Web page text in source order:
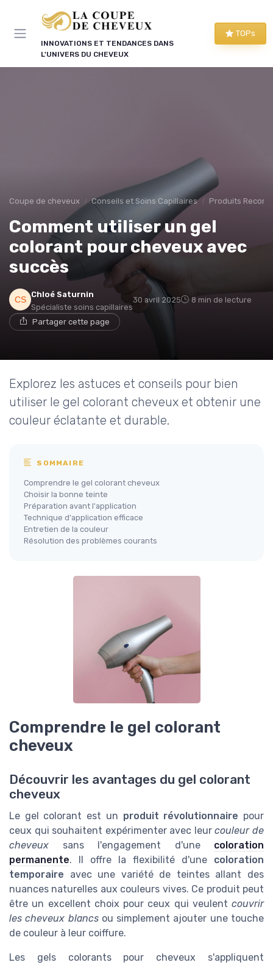
INNOVATIONS ET TENDANCES DANS
L'UNIVERS DU CHEVEUX
TOPs
Coupe de cheveux Conseils et Soins Capillaires Produits
Comment utiliser un gel
colorant pour cheveux avec
succès
Chloé Saturnin
Spécialiste soins capillaires
30 avril 2025 8 min de lecture
Partager cette page
Explorez les astuces et conseils pour bien
utiliser le gel colorant cheveux et obtenir une
couleur éclatante et durable.
SOMMAIRE
Comprendre le gel colorant cheveux
Choisir la bonne teinte
Préparation avant l'application
Technique d'application efficace
Entretien de la couleur
Résolution des problèmes courants
Comprendre le gel colorant
cheveux
Découvrir les avantages du gel colorant
cheveux
Le gel colorant est un produit révolutionnaire pour
ceux qui souhaitent expérimenter avec leurcouleur de
cheveux sans l'engagement d'une coloration
permanente. Il offre la flexibilité d'une coloration
temporaire avec une variété de teintes allant des
nuances naturelles aux couleurs vives. Ce produit peut
être un excellent choix pour ceux qui veulent couvrir
les cheveux blancsou simplement ajouter une touche
de couleur à leur coiffure.
Les gels colorants pour cheveux s'appliquent